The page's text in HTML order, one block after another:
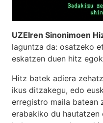
UZEIren Sinonimoen
laguntza da: osatzeko
eskatzen duen hitz
Hitz batek adiera
ikus ditzakegu, edo
erregistro maila batean
erabakiko du hautatzen